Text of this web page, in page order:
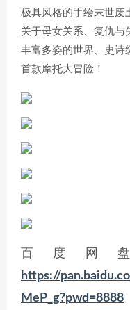
极具风格的手绘末世废
关于母女关系、复仇与
丰富多姿的世界、史诗
首款摩托大冒险！
百度网
https://
MeP_g?pwd=8888